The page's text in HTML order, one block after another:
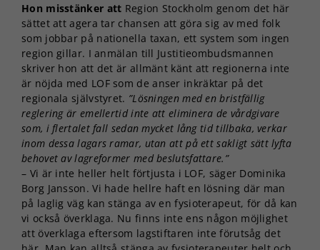
Hon misstänker att Region Stockholm genom det här
sättet att agera tar chansen att göra sig av med folk
som jobbar på nationella taxan, ett system som ingen
region gillar. I anmälan till Justitieombudsmannen
skriver hon att det är allmänt känt att regionerna inte
är nöjda med LOF som de anser inkräktar på det
regionala självstyret. ”Lösningen med en bristfällig
reglering är emellertid inte att eliminera de vårdgivare
som, i flertalet fall sedan mycket lång tid tillbaka, verkar
inom dessa lagars ramar, utan att på ett sakligt sätt lyfta
behovet av lagreformer med beslutsfattare.”
– Vi är inte heller helt förtjusta i LOF, säger Dominika
Borg Jansson. Vi hade hellre haft en lösning där man
på laglig väg kan stänga av en fysioterapeut, för då kan
vi också överklaga. Nu finns inte ens någon möjlighet
att överklaga eftersom lagstiftaren inte förutsåg det